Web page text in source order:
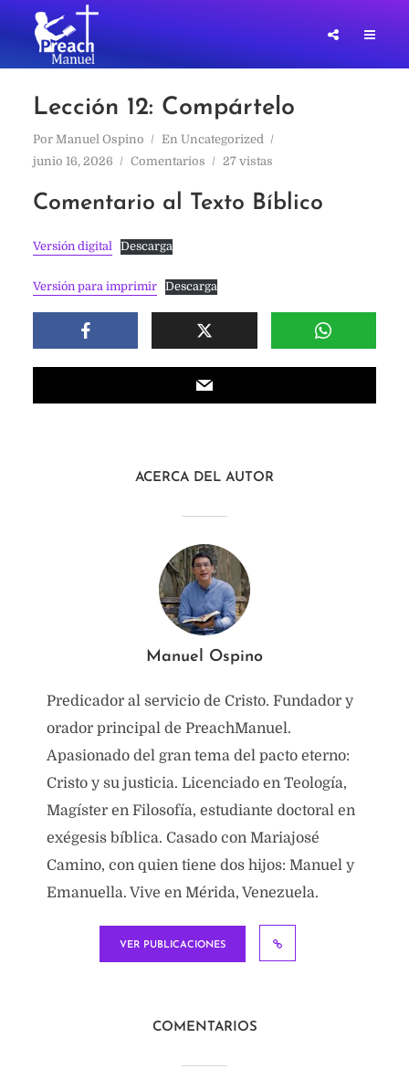
Lección 12: Compártelo
Por Manuel Ospino En Uncategorized
junio 16, 2026
Comentarios 27 vistas
Comentario al Texto Bíblico
Versión digital Descarga
Versión para imprimir Descarga
ACERCA DEL AUTOR
Manuel Ospino
Predicador al servicio de Cristo. Fundador y
orador principal de PreachManuel.
Apasionado del gran tema del pacto eterno:
Cristo y su justicia. Licenciado en Teología,
Magíster en Filosofía, estudiante doctoral en
exégesis bíblica. Casado con Mariajosé
Camino, con quien tiene dos hijos: Manuel y
Emanuella. Vive en Mérida, Venezuela.
VER PUBLICACIONES
COMENTARIOS